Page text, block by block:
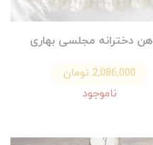
دخترانه مجلسی بهاری
2,086,000 تومان
ناموجود